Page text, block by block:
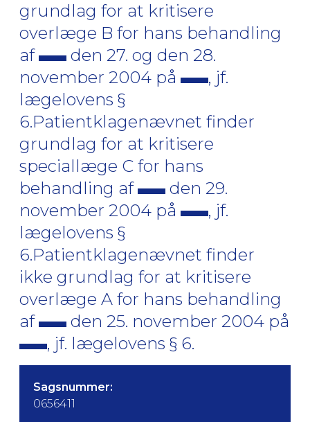
grundlag for at kritisere
overlæge B for hans behandling
af
den 27. og den 28.
november 2004 på
, jf.
lægelovens §
6.Patientklagenævnet finder
grundlag for at kritisere
speciallæge C for hans
behandling af
den 29.
november 2004 på
, jf.
lægelovens §
6.Patientklagenævnet finder
ikke grundlag for at kritisere
overlæge A for hans behandling
af
den 25. november 2004 på
, jf. lægelovens § 6.
Sagsnummer:
0656411